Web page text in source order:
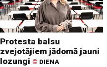
Protesta balsu
zvejotājiem jādomā jauni
lozungi © DIENA